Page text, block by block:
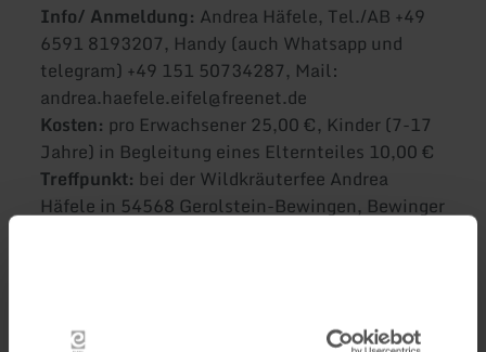
Info/ Anmeldung: Andrea Häfele, Tel./AB +49
6591 8193207, Handy (auch Whatsapp und
telegram) +49 151 50734287, Mail:
andrea.haefele.eifel@freenet.de
Kosten: pro Erwachsener 25,00 €, Kinder (7-17
Jahre) in Begleitung eines Elternteiles 10,00 €
Treffpunkt: bei der Wildkräuterfee Andrea
Häfele in 54568 Gerolstein-Bewingen, Bewinger